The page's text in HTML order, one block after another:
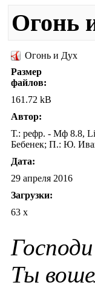
Огонь
Огонь и Дух
Размер
файлов:
161.72 kB
Автор:
Т.: рефр. - Мф 8.8,
Бебенек; П.: Ю.
Дата:
29 апреля 2016
Загрузки:
63 x
Ты